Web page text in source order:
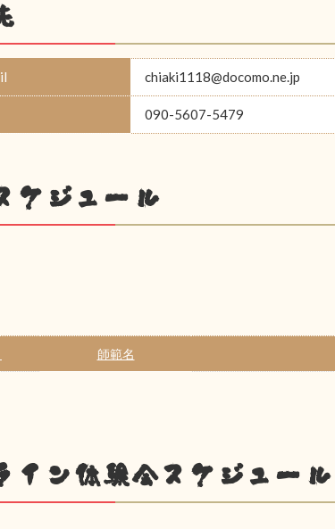
chiaki1118@docomo.ne.jp
090-5607-5479
ケジュール
師範名
イン体験会スケジュール